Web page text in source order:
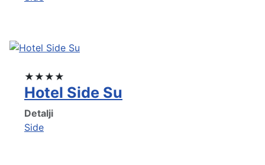
★★★★
Hotel Side Su
Detalji
Side